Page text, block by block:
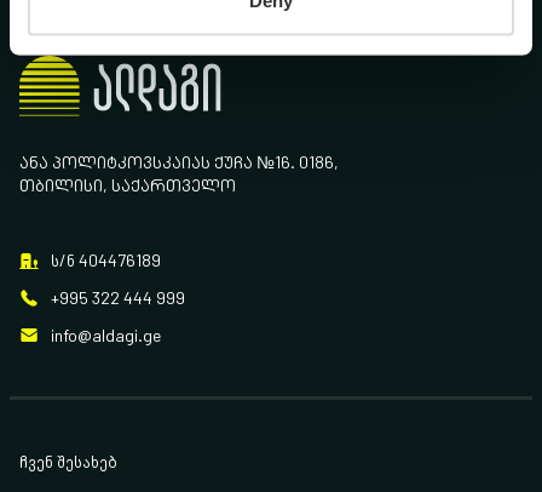
ᲐᲜᲐ ᲞᲝᲚᲘᲢᲙᲝᲕᲡᲙᲐᲘᲐᲡ ᲥᲣᲩᲐ №16. 0186,
ᲗᲑᲘᲚᲘᲡᲘ, ᲡᲐᲥᲐᲠᲗᲕᲔᲚᲝ
ს/ნ 404476189
+995 322 444 999
info@aldagi.ge
ჩვენ შესახებ